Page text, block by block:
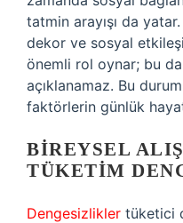
tatmin arayışı da
dekor ve sosyal
önemli rol oynar; bu
açıklanamaz. Bu
faktörlerin günlük
BIREYSEL
TÜKETIM
Dengesizlikler tüketici